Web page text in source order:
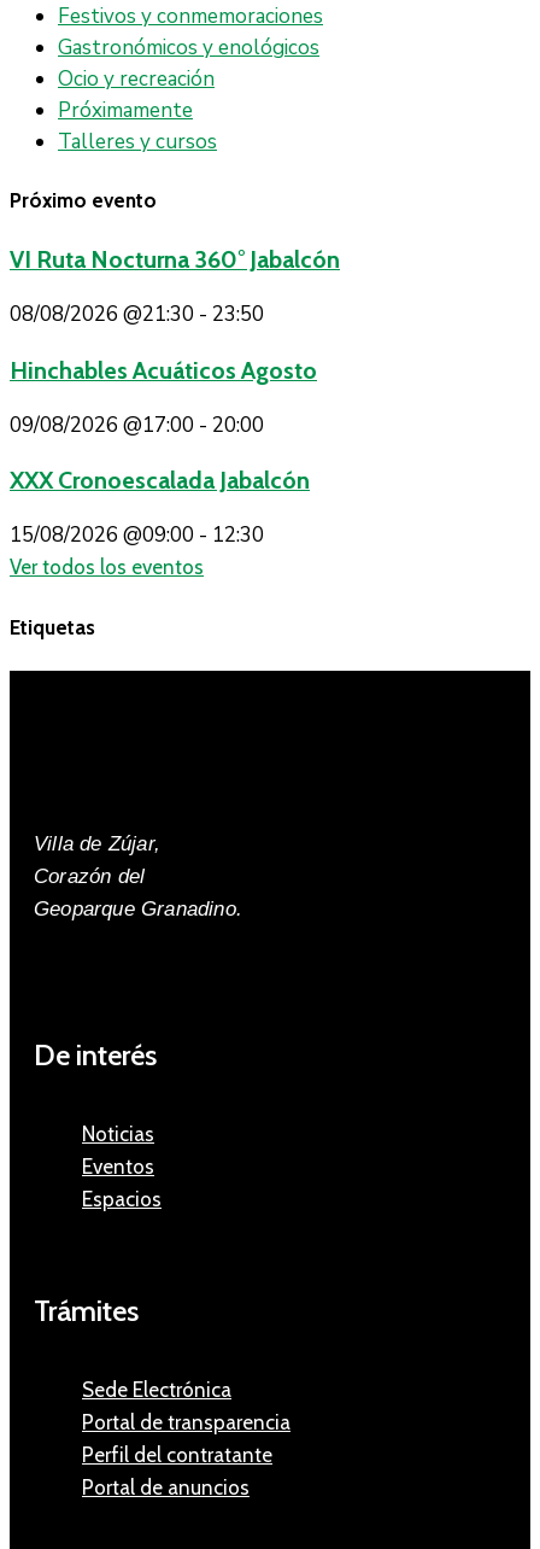
Festivos y conmemoraciones
Gastronómicos y enológicos
Ocio y recreación
Próximamente
Talleres y cursos
Próximo evento
VI Ruta Nocturna 360° Jabalcón
08/08/2026 @21:30 - 23:50
Hinchables Acuáticos Agosto
09/08/2026 @17:00 - 20:00
XXX Cronoescalada Jabalcón
15/08/2026 @09:00 - 12:30
Ver todos los eventos
Etiquetas
Villa de Zújar,
Corazón del
Geoparque Granadino.
De interés
Noticias
Eventos
Espacios
Trámites
Sede Electrónica
Portal de transparencia
Perfil del contratante
Portal de anuncios